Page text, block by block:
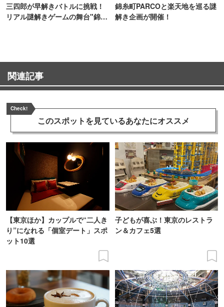
三四郎が早解きバトルに挑戦！
リアル謎解きゲームの舞台"錦糸
錦糸町PARCOと楽天地を巡る謎
解き企画が開催！
関連記事
Check!
このスポットを見ているあなたにオススメ
【東京ほか】カップルで“二人き
り”になれる「個室デート」スポ
ット10選
子どもが喜ぶ！東京のレストラ
ン＆カフェ5選